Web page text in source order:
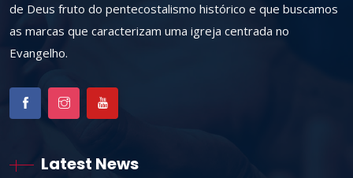
de Deus fruto do pentecostalismo histórico e que buscamos
as marcas que caracterizam uma igreja centrada no
Evangelho.
Latest News